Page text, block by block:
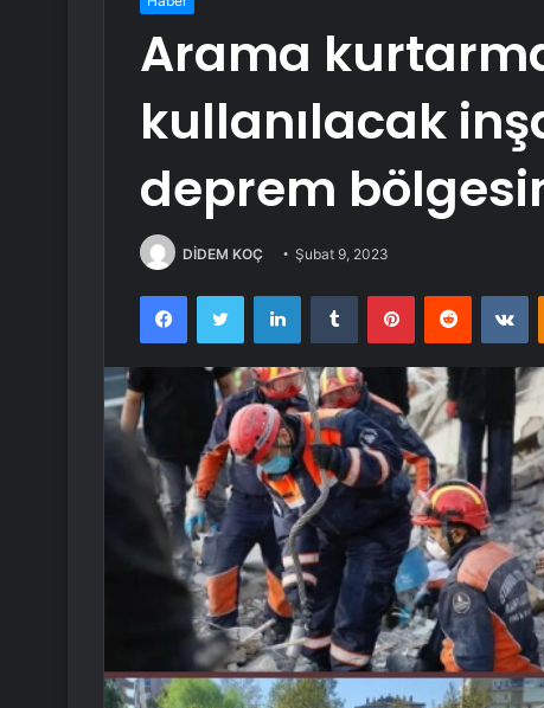
Arama
kullanılacak
deprem
DİDEM KOÇ Şubat 9, 2023
FacebookTwitter LinkedInTumblr PinterestReddit